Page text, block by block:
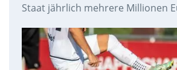
Staat jährlich mehrere Millionen